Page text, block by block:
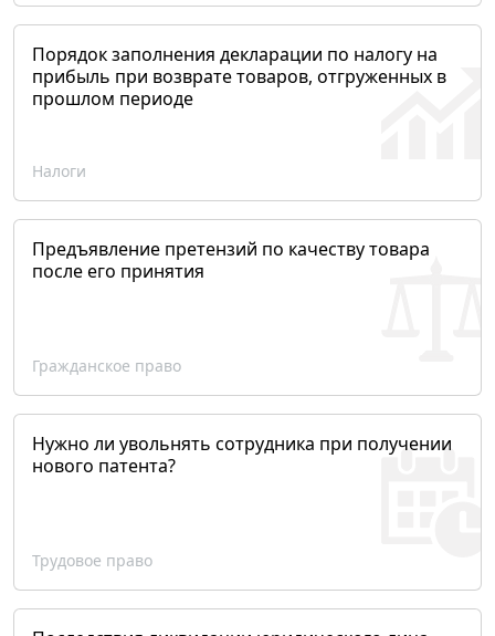
Порядок заполнения декларации по налогу на
прибыль при возврате товаров, отгруженных в
прошлом периоде
Налоги
Предъявление претензий по качеству товара
после его принятия
Гражданское право
Нужно ли увольнять сотрудника при получении
нового патента?
Трудовое право